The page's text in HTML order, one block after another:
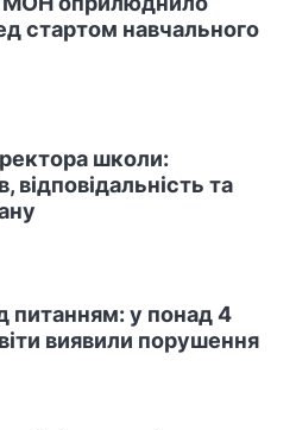
стартом навчального
школи:
відповідальність та
питанням: у понад 4
виявили порушення